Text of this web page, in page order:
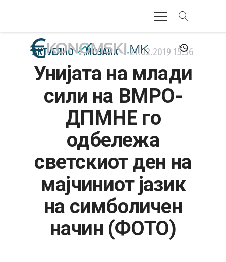
АКТУЕЛНО
ЕКОНОМИЈА
ФИНАНСИИ
БАНКАРСТВО
ЖИВОТ
МОЗАИК
АКТУЕЛНО ,МОЗАИК 21.02.2019 15:36
Унијата на млади
сили на ВМРО-
ДПМНЕ го
одбележа
светскиот ден на
мајчиниот јазик
на симболичен
начин (ФОТО)